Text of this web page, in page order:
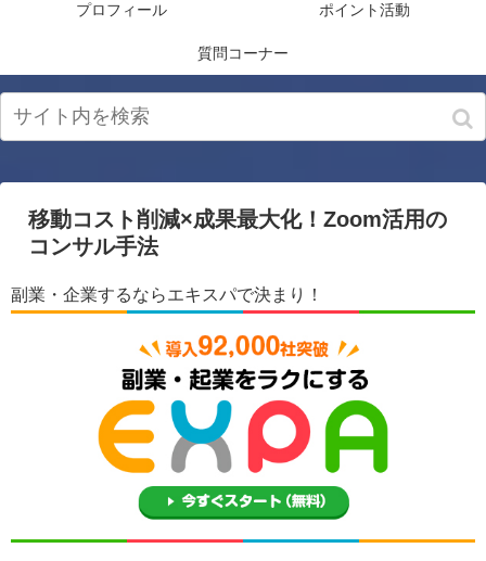
プロフィール ポイント活動
質問コーナー
移動コスト削減×成果最大化！Zoom活用の
コンサル手法
副業・企業するならエキスパで決まり！